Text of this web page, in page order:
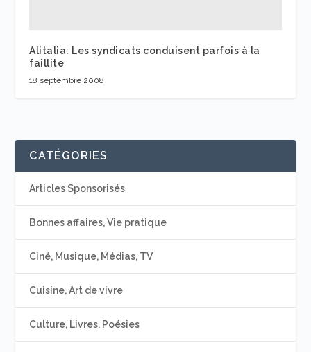
Alitalia: Les syndicats conduisent parfois à la
faillite
18 septembre 2008
CATÉGORIES
Articles Sponsorisés
Bonnes affaires, Vie pratique
Ciné, Musique, Médias, TV
Cuisine, Art de vivre
Culture, Livres, Poésies